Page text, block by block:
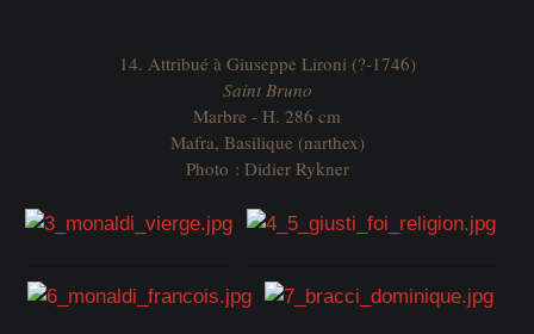
14. Attribué à Giuseppe Lironi (?-1746)
Saint Bruno
Marbre - H. 286 cm
Mafra, Basilique (narthex)
Photo : Didier Rykner